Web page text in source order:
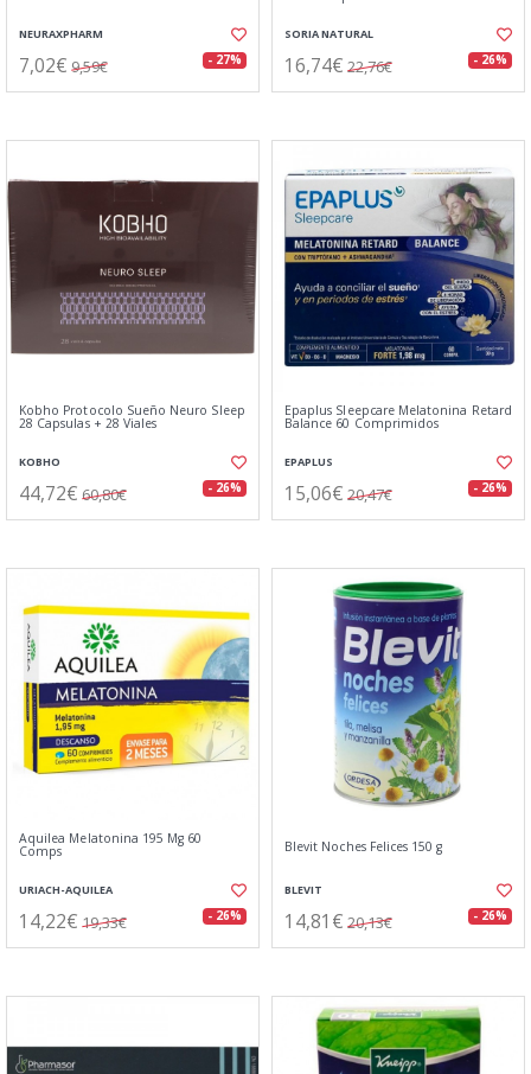
NEURAXPHARM
7,02€ 9,59€ - 27%
SORIA NATURAL
16,74€ 22,76€ - 26%
Kobho Protocolo Sueño Neuro Sleep
28 Capsulas + 28 Viales
KOBHO
44,72€ 60,80€ - 26%
Epaplus Sleepcare Melatonina Retard
Balance 60 Comprimidos
EPAPLUS
15,06€ 20,47€ - 26%
Aquilea Melatonina 195 Mg 60
Comps
URIACH-AQUILEA
14,22€ 19,33€ - 26%
Blevit Noches Felices 150 g
BLEVIT
14,81€ 20,13€ - 26%